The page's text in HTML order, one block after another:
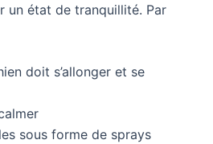
un état de tranquillité. Par
doit s’allonger et se
sous forme de sprays